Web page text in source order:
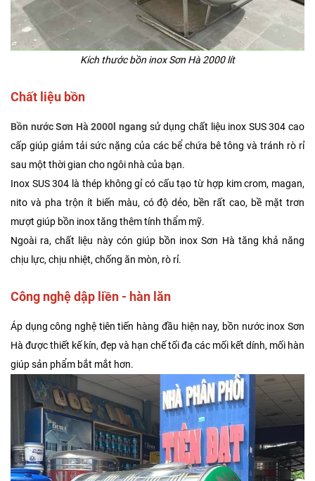
Kích thước bồn inox Sơn Hà 2000 lít
Chất liệu bồn
Bồn nước Sơn Hà 2000l ngang sử dụng chất liệu inox SUS 304 cao
cấp giúp giảm tải sức nặng của các bể chứa bê tông và tránh rò rỉ
sau một thời gian cho ngôi nhà của bạn.
Inox SUS 304 là thép không gỉ có cấu tạo từ hợp kim crom, magan,
nito và pha trộn ít biến màu, có độ dẻo, bền rất cao, bề mặt trơn
mượt giúp bồn inox tăng thêm tính thẩm mỹ.
Ngoài ra, chất liệu này cón giúp bồn inox Sơn Hà tăng khả năng
chịu lực, chịu nhiệt, chống ăn mòn, rò rỉ.
Công nghệ dập liền - hàn lăn
Áp dụng công nghệ tiên tiến hàng đầu hiện nay, bồn nước inox Sơn
Hà được thiết kế kín, đẹp và hạn chế tối đa các mối kết dính, mối hàn
giúp sản phẩm bắt mắt hơn.